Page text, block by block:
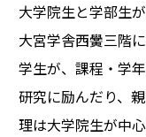
大学院生と学部生
大宮学舎西黌三階
学生が、課程・学
研究に励んだり、
理は大学院生が中